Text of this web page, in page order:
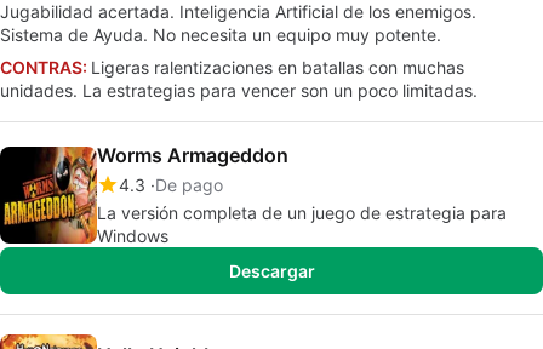
Jugabilidad acertada. Inteligencia Artificial de los enemigos.
Sistema de Ayuda. No necesita un equipo muy potente.
CONTRAS: Ligeras ralentizaciones en batallas con muchas
unidades. La estrategias para vencer son un poco limitadas.
Worms Armageddon
4.3 De pago
La versión completa de un juego de estrategia para
Windows
Descargar